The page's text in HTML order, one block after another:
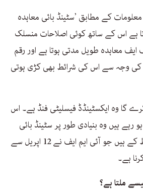
کے مطابق ’سٹینڈ بائی معاہدہ
ہے اس کے ساتھ کوئی اصلاحات منسلک
ایف معاہدہ طویل مدتی ہوتا ہے اور رقم
کی وجہ سے اس کی شرائط بھی کڑی ہوتی
گا وہ ایکسٹینڈڈ فیسلیٹی فنڈ ہے۔ اس
ہیں وہ بنیادی طور پر سٹینڈ بائی
معاہدے کی آخری قسط کے ہیں جو آئی ایم ایف نے 12 اپریل سے
ہے۔
ملتا ہے؟